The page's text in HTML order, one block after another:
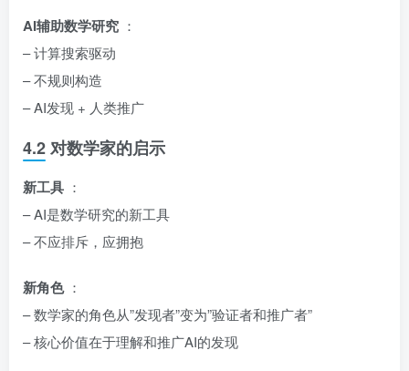
AI辅助数学研究 ：
– 计算搜索驱动
– 不规则构造
– AI发现 + 人类推广
4.2 对数学家的启示
新工具 ：
– AI是数学研究的新工具
– 不应排斥，应拥抱
新角色 ：
– 数学家的角色从”发现者”变为”验证者和推广者”
– 核心价值在于理解和推广AI的发现